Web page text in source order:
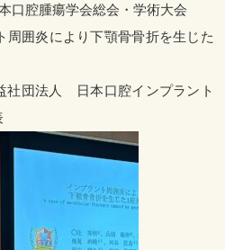
瘍学会総会・学術大会
囲炎により下顎骨骨折を生じた
人 日本口腔インプラント